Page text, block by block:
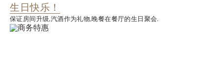
生日快乐！
保证房间升级,汽酒作为礼物,晚餐在餐厅的生日聚会.